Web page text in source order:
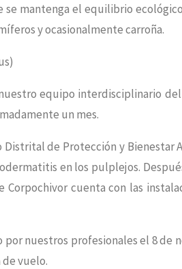
se mantenga el equilibrio
y ocasionalmente carroña.
equipo interdisciplinario
un mes.
de Protección y Bienestar
en los pulplejos.
Corpochivor cuenta con las
por nuestros profesionales el 8
vuelo.